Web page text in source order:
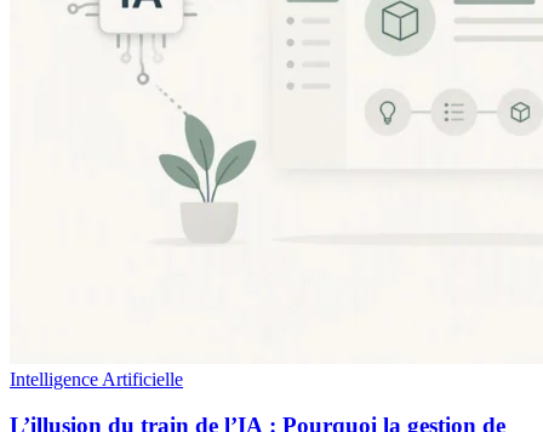
Intelligence Artificielle
L’illusion du train de l’IA : Pourquoi la gestion de